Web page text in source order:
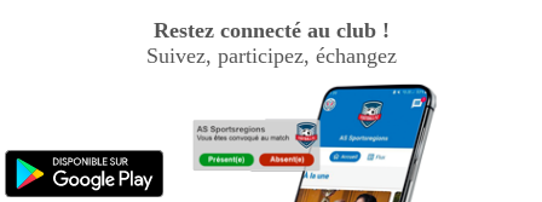
Restez connecté au club !
Suivez, participez, échangez